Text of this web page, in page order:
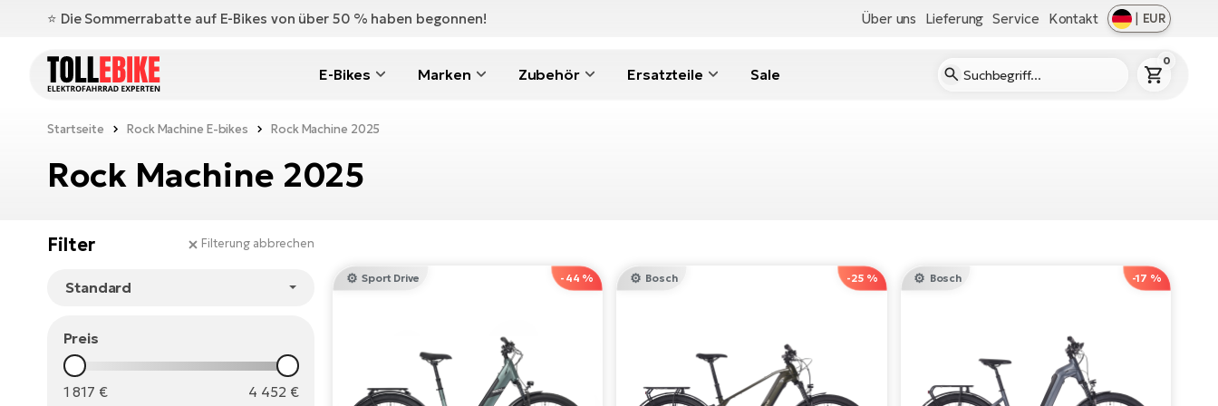
⭐️ Die Sommerrabatte auf E-Bikes von über 50 % haben begonnen! Über uns Lieferung Service Kontakt | EUR
E-Bikes Marken Zubehör Ersatzteile Sale
0
Startseite Rock Machine E-bikes Rock Machine 2025
Rock Machine 2025
Filter Filterung abbrechen
Preis
1 817 € 4 452 €
-44 %
Sport Drive -25 %
Bosch -17 %
Bosch